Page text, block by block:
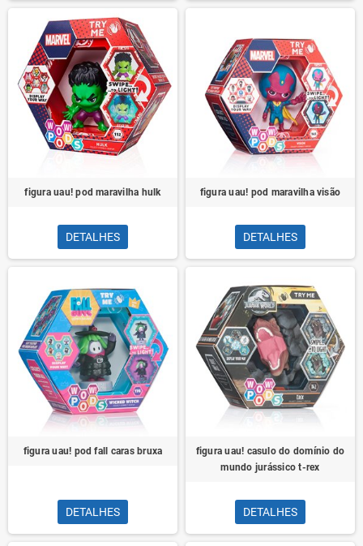
figura uau! pod maravilha hulk
DETALHES
figura uau! pod maravilha visão
DETALHES
figura uau! pod fall caras bruxa
DETALHES
figura uau! casulo do domínio do
mundo jurássico t-rex
DETALHES